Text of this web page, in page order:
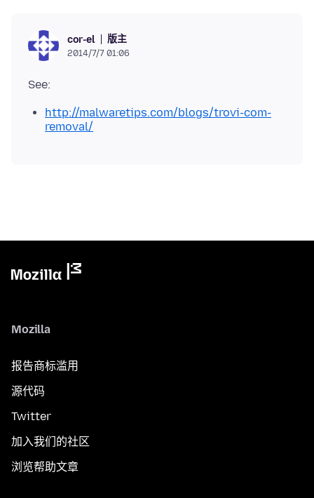
cor-el 版主
2014/7/7 01:06
http://malwaretips.com/blogs/trovi-com-
removal/
Mozilla
报告商标滥用
源代码
Twitter
加入我们的社区
浏览帮助文章